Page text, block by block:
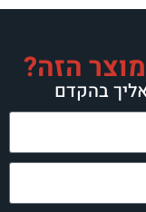
הזה?
בהקדם